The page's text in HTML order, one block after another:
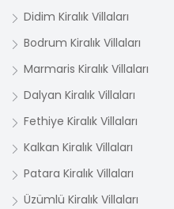
Didim Kiralık Villaları
Bodrum Kiralık Villaları
Marmaris Kiralık Villaları
Dalyan Kiralık Villaları
Fethiye Kiralık Villaları
Kalkan Kiralık Villaları
Patara Kiralık Villaları
Üzümlü Kiralık Villaları